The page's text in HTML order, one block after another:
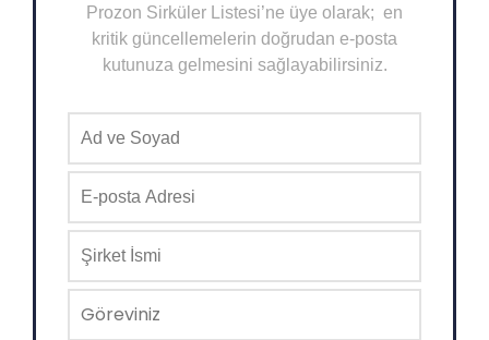
Prozon Sirküler Listesi’ne üye olarak; en
kritik güncellemelerin doğrudan e-posta
kutunuza gelmesini sağlayabilirsiniz.